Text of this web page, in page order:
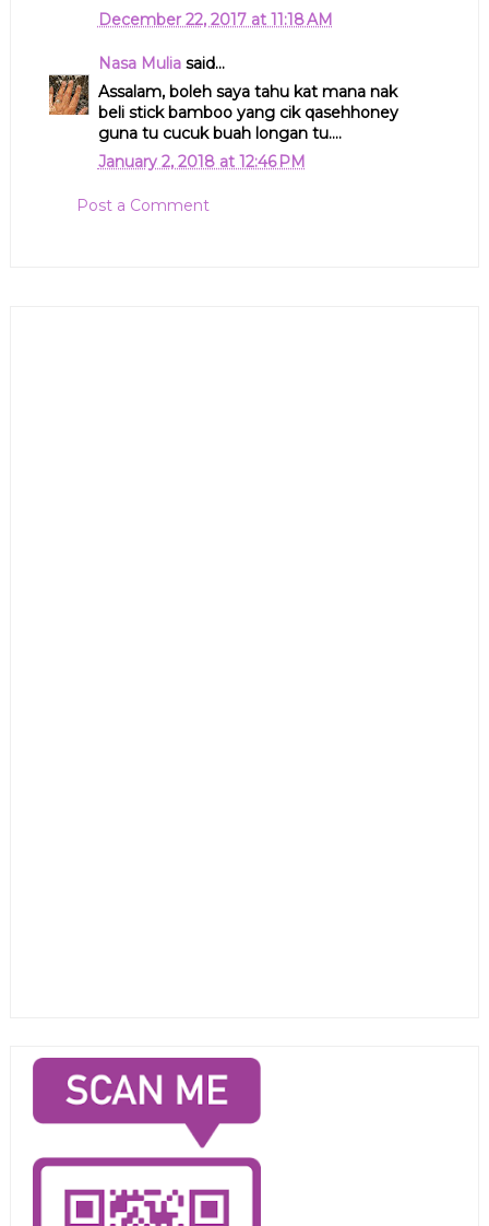
December 22, 2017 at 11:18 AM
Nasa Muliasaid...
Assalam, boleh saya tahu kat mana nak
beli stick bamboo yang cik qasehhoney
guna tu cucuk buah longan tu....
January 2, 2018 at 12:46 PM
Post a Comment